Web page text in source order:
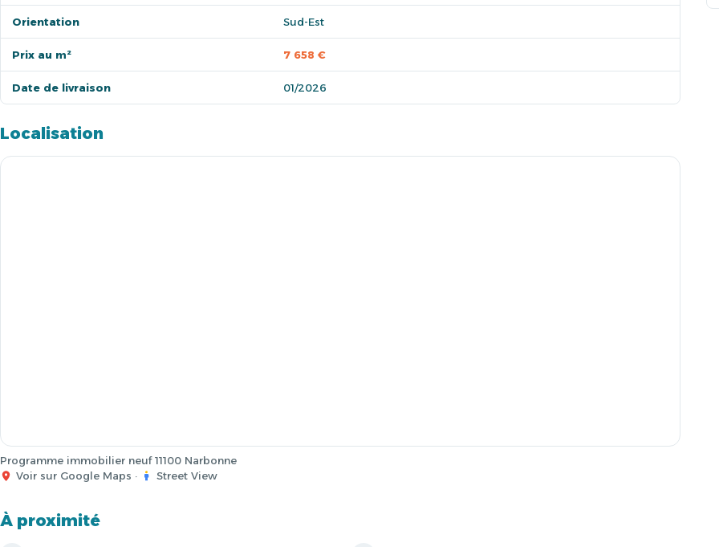
Orientation Sud-Est
Prix au m² 7 658 €
Date de livraison 01/2026
Localisation
Programme immobilier neuf 11100 Narbonne
Voir sur Google Maps · Street View
À proximité